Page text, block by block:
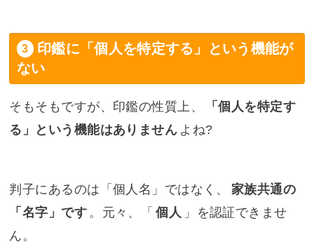
印鑑に「個人を特定する」という機能が
ない
そもそもですが、印鑑の性質上、
「個人を特定す
る」という機能はありません よね?
判子にあるのは「個人名」ではなく、
家族共通の
「名字」です 。元々、「 個人 」を認証できませ
ん。